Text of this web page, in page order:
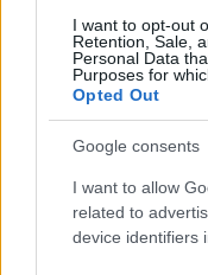
I want to opt-out
Retention, Sale,
Personal Data
Purposes for
Opted Out
Google consents
I want to allow
related to
device identifiers
További újdonság,
bejelentette, hogy
BEAUTIES: Why
They Wake Up"
inspiráló elemzés
eredmények, és
2026 októberében
hangoskönyv és e-